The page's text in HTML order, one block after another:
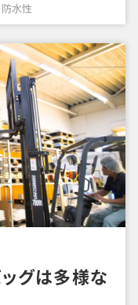
防水性
グは多様な